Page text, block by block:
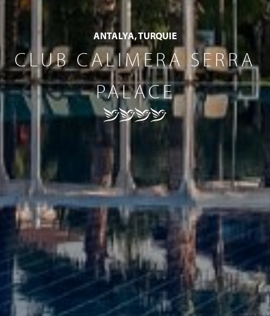
ANTALYA, TURQUIE
CLUB CALIMERA SERRA
PALACE